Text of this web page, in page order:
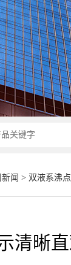
闻 > 双液系沸
清晰